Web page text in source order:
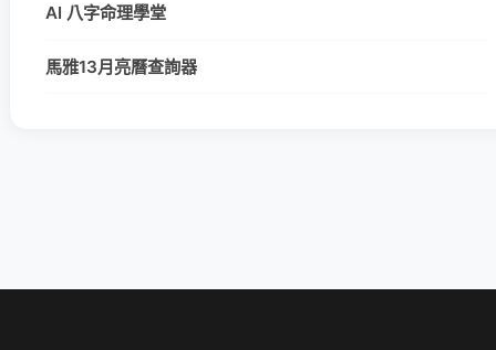
AI 八字命理學堂
馬雅13月亮曆查詢器